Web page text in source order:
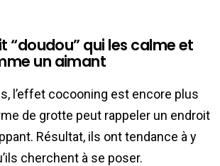
“doudou” qui les calme et
un aimant
l’effet cocooning est encore plus
de grotte peut rappeler un endroit
Résultat, ils ont tendance à y
cherchent à se poser.